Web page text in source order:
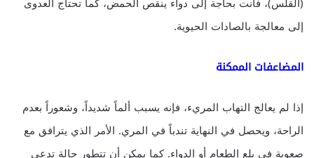
إلى معالجة بالصادات الحيوية.
المضاعفات الممكنة
إذا لم يعالج التهاب المريء، فإنه يسبب ألماً شديداً، وشعوراً بعدم
الراحة، ويحصل في النهاية تندباً في المري. الأمر الذي يترافق مع
صعوبة في بلع الطعام أو الدواء. كما يمكن أن تتطور حالة تدعى